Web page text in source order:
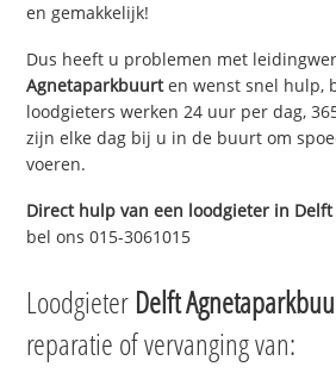
en gemakkelijk!
Dus heeft u problemen met
Agnetaparkbuurten wenst snel hulp,
loodgieters werken 24 uur per dag,
zijn elke dag bij u in de buurt om
voeren.
Direct hulp van een loodgieter in
bel ons 015-3061015
Loodgieter Delft
reparatie of vervanging van: